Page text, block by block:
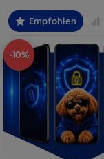
Empfohlen
-10%